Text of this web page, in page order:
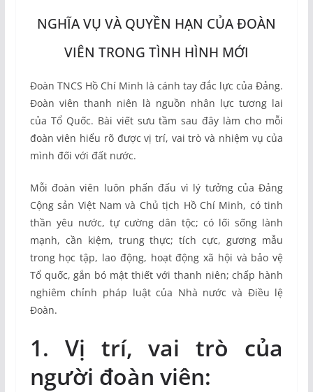
NGHĨA VỤ VÀ QUYỀN HẠN CỦA ĐOÀN
VIÊN TRONG TÌNH HÌNH MỚI
Đoàn TNCS Hồ Chí Minh là cánh tay đắc lực của Đảng.
Đoàn viên thanh niên là nguồn nhân lực tương lai
của Tổ Quốc. Bài viết sưu tầm sau đây làm cho mỗi
đoàn viên hiểu rõ được vị trí, vai trò và nhiệm vụ của
mình đối với đất nước.
Mỗi đoàn viên luôn phấn đấu vì lý tưởng của Đảng
Cộng sản Việt Nam và Chủ tịch Hồ Chí Minh, có tinh
thần yêu nước, tự cường dân tộc; có lối sống lành
mạnh, cần kiệm, trung thực; tích cực, gương mẫu
trong học tập, lao động, hoạt động xã hội và bảo vệ
Tổ quốc, gắn bó mật thiết với thanh niên; chấp hành
nghiêm chỉnh pháp luật của Nhà nước và Điều lệ
Đoàn.
1. Vị trí, vai trò của
người đoàn viên: